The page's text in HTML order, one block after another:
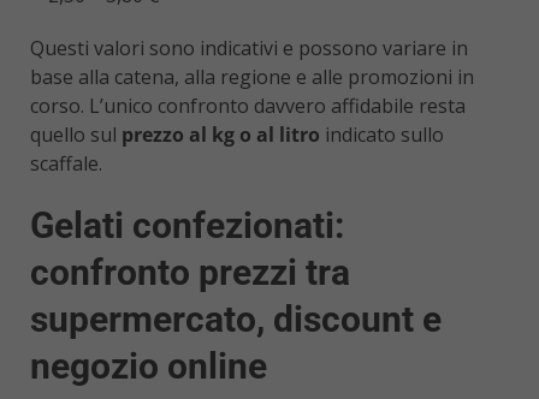
Questi valori sono indicativi e possono variare in
base alla catena, alla regione e alle promozioni in
corso. L’unico confronto davvero affidabile resta
quello sul prezzo al kg o al litro indicato sullo
scaffale.
Gelati confezionati:
confronto prezzi tra
supermercato, discount e
negozio online